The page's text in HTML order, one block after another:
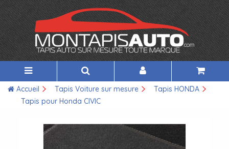
Accueil Tapis Voiture sur mesure
Tapis HONDA
Tapis pour Honda CIVIC